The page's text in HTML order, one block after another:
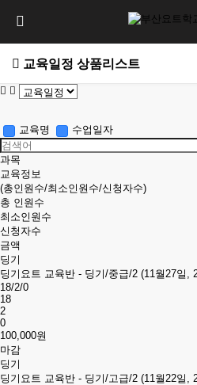
교육일정 상품리스트
교육명
수업일자
과목
교육정보
(총인원수/최소인원수/신청자수)
총 인원수
최소인원수
신청자수
금액
딩기
딩기요트 교육반 - 딩기/중급/2 (11월27일,
18/2/0
18
2
0
100,000원
마감
딩기
딩기요트 교육반 - 딩기/고급/2 (11월22일,